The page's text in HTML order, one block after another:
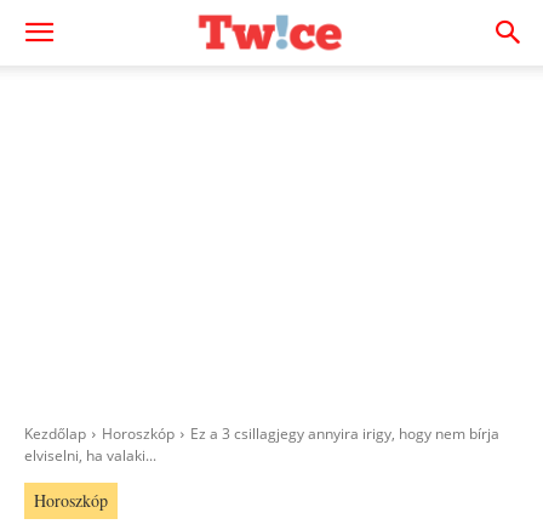
Kezdőlap Horoszkóp
Ez a 3 csillagjegy annyira irigy, hogy nem bírja
elviselni, ha valaki...
Horoszkóp